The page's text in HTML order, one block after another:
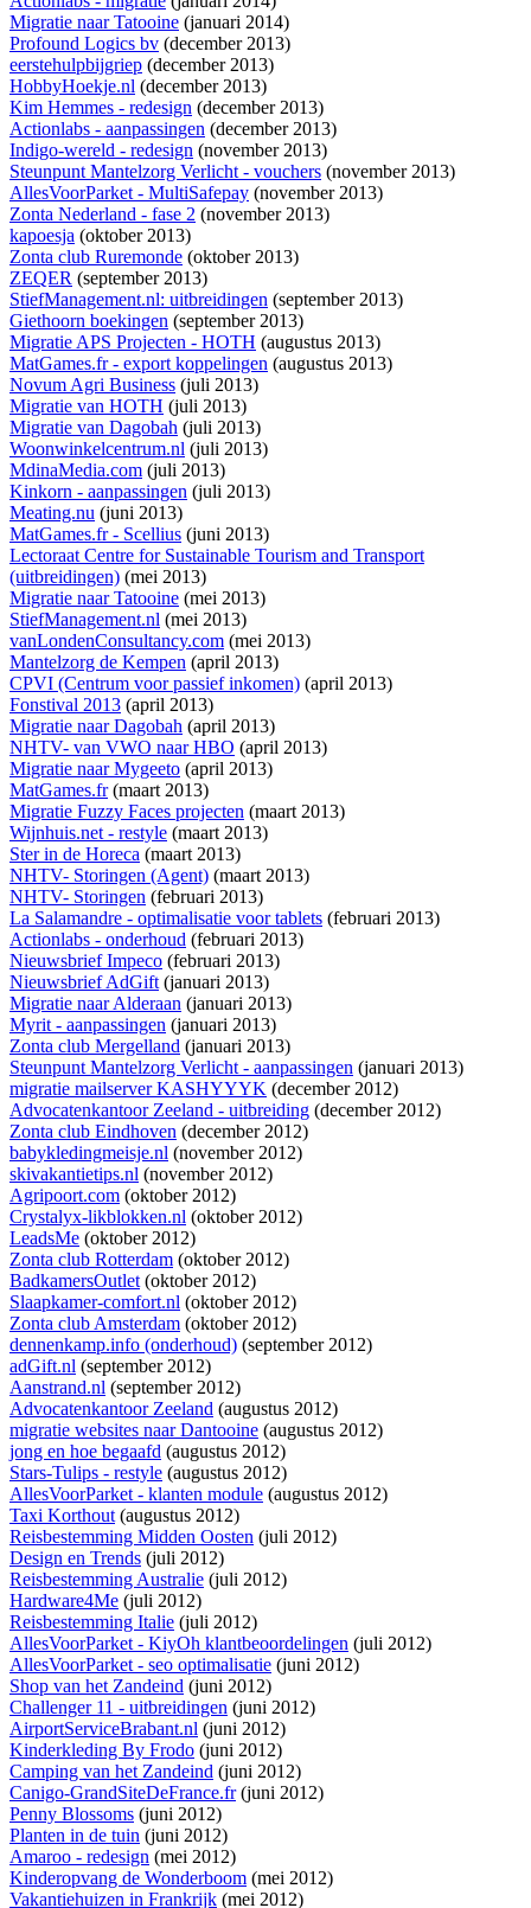
Migratie naar Tatooine (januari 2014)
Profound Logics bv (december 2013)
eerstehulpbijgriep (december 2013)
HobbyHoekje.nl (december 2013)
Kim Hemmes - redesign (december 2013)
Actionlabs - aanpassingen (december 2013)
Indigo-wereld - redesign (november 2013)
Steunpunt Mantelzorg Verlicht - vouchers (november 2013)
AllesVoorParket - MultiSafepay (november 2013)
Zonta Nederland - fase 2 (november 2013)
kapoesja (oktober 2013)
Zonta club Ruremonde (oktober 2013)
ZEQER (september 2013)
StiefManagement.nl: uitbreidingen (september 2013)
Giethoorn boekingen (september 2013)
Migratie APS Projecten - HOTH (augustus 2013)
MatGames.fr - export koppelingen (augustus 2013)
Novum Agri Business (juli 2013)
Migratie van HOTH (juli 2013)
Migratie van Dagobah (juli 2013)
Woonwinkelcentrum.nl (juli 2013)
MdinaMedia.com (juli 2013)
Kinkorn - aanpassingen (juli 2013)
Meating.nu (juni 2013)
MatGames.fr - Scellius (juni 2013)
Lectoraat Centre for Sustainable Tourism and Transport
(uitbreidingen) (mei 2013)
Migratie naar Tatooine (mei 2013)
StiefManagement.nl (mei 2013)
vanLondenConsultancy.com (mei 2013)
Mantelzorg de Kempen (april 2013)
CPVI (Centrum voor passief inkomen) (april 2013)
Fonstival 2013 (april 2013)
Migratie naar Dagobah (april 2013)
NHTV- van VWO naar HBO (april 2013)
Migratie naar Mygeeto (april 2013)
MatGames.fr(maart 2013)
Migratie Fuzzy Faces projecten (maart 2013)
Wijnhuis.net - restyle (maart 2013)
Ster in de Horeca (maart 2013)
NHTV- Storingen (Agent) (maart 2013)
NHTV- Storingen (februari 2013)
La Salamandre - optimalisatie voor tablets (februari 2013)
Actionlabs - onderhoud (februari 2013)
Nieuwsbrief Impeco (februari 2013)
Nieuwsbrief AdGift (januari 2013)
Migratie naar Alderaan (januari 2013)
Myrit - aanpassingen (januari 2013)
Zonta club Mergelland (januari 2013)
Steunpunt Mantelzorg Verlicht - aanpassingen (januari 2013)
migratie mailserver KASHYYYK (december 2012)
Advocatenkantoor Zeeland - uitbreiding (december 2012)
Zonta club Eindhoven (december 2012)
babykledingmeisje.nl (november 2012)
skivakantietips.nl (november 2012)
Agripoort.com (oktober 2012)
Crystalyx-likblokken.nl (oktober 2012)
LeadsMe (oktober 2012)
Zonta club Rotterdam (oktober 2012)
BadkamersOutlet (oktober 2012)
Slaapkamer-comfort.nl (oktober 2012)
Zonta club Amsterdam (oktober 2012)
dennenkamp.info (onderhoud) (september 2012)
adGift.nl (september 2012)
Aanstrand.nl (september 2012)
Advocatenkantoor Zeeland (augustus 2012)
migratie websites naar Dantooine (augustus 2012)
jong en hoe begaafd (augustus 2012)
Stars-Tulips - restyle (augustus 2012)
AllesVoorParket - klanten module (augustus 2012)
Taxi Korthout (augustus 2012)
Reisbestemming Midden Oosten (juli 2012)
Design en Trends (juli 2012)
Reisbestemming Australie (juli 2012)
Hardware4Me (juli 2012)
Reisbestemming Italie (juli 2012)
AllesVoorParket - KiyOh klantbeoordelingen (juli 2012)
AllesVoorParket - seo optimalisatie (juni 2012)
Shop van het Zandeind (juni 2012)
Challenger 11 - uitbreidingen (juni 2012)
AirportServiceBrabant.nl (juni 2012)
Kinderkleding By Frodo (juni 2012)
Camping van het Zandeind (juni 2012)
Canigo-GrandSiteDeFrance.fr(juni 2012)
Penny Blossoms (juni 2012)
Planten in de tuin (juni 2012)
Amaroo - redesign (mei 2012)
Kinderopvang de Wonderboom (mei 2012)
Vakantiehuizen in Frankrijk (mei 2012)